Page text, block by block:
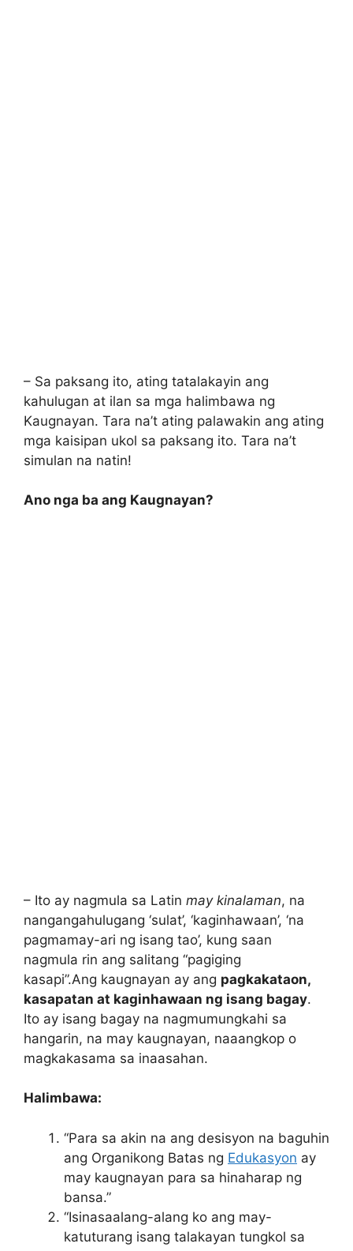
– Sa paksang ito, ating tatalakayin ang
kahulugan at ilan sa mga halimbawa ng
Kaugnayan. Tara na’t ating palawakin ang ating
mga kaisipan ukol sa paksang ito. Tara na’t
simulan na natin!
Ano nga ba ang Kaugnayan?
– Ito ay nagmula sa Latin may kinalaman, na
nangangahulugang ‘sulat’, ‘kaginhawaan’, ‘na
pagmamay-ari ng isang tao’, kung saan
nagmula rin ang salitang “pagiging
kasapi”.Ang kaugnayan ay ang pagkakataon,
kasapatan at kaginhawaan ng isang bagay.
Ito ay isang bagay na nagmumungkahi sa
hangarin, na may kaugnayan, naaangkop o
magkakasama sa inaasahan.
Halimbawa:
“Para sa akin na ang desisyon na baguhin
ang Organikong Batas ng Edukasyon ay
may kaugnayan para sa hinaharap ng
bansa.”
“Isinasaalang-alang ko ang may-
katuturang isang talakayan tungkol sa